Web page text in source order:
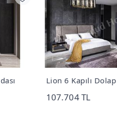
Lion 6 Kapılı Dolap
107.704 TL